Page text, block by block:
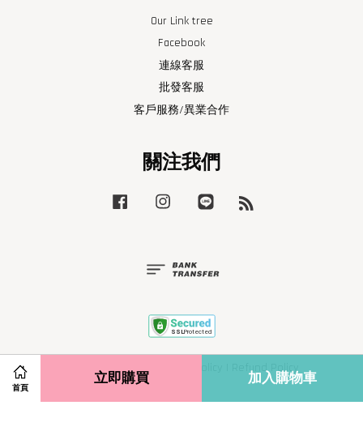
首頁
立即購買 加入購物車
Our Link tree
Facebook
連線客服
批發客服
客戶服務/異業合作
關注我們
Facebook Instagram
Terms of Service| Refund Policy